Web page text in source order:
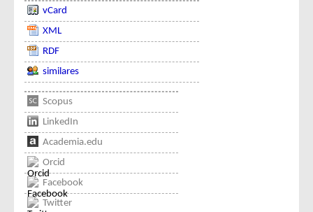
vCard
XML
RDF
similares
Scopus
LinkedIn
Academia.edu
Orcid
Facebook
Twitter